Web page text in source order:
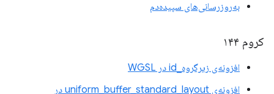
به‌روزرسانی‌های سپیده‌دم
کروم ۱۴۴
افزونه‌ی زیرگروه_id در WGSL
افزونه‌ی uniform_buffer_standard_layout در